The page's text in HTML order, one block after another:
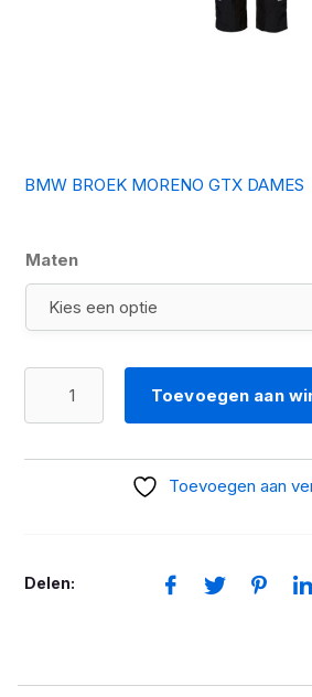
BMW BROEK MORENO GTX DAMES
Maten
Toevoegen aan
Toevoegen aan
Delen: